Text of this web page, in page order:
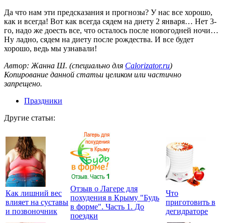
Да что нам эти предсказания и прогнозы? У нас все хорошо,
как и всегда! Вот как всегда сядем на диету 2 января… Нет 3-
го, надо же доесть все, что осталось после новогодней ночи…
Ну ладно, сядем на диету после рождества. И все будет
хорошо, ведь мы узнавали!
Автор: Жанна Ш. (специально для Calorizator.ru)
Копирование данной статьи целиком или частично
запрещено.
Праздники
Другие статьи:
Как лишний вес
влияет на суставы
и позвоночник
Отзыв о Лагере для
похудения в Крыму "Будь
в форме". Часть 1. До
поездки
Что
приготовить в
дегидраторе